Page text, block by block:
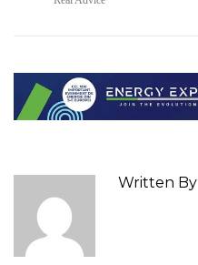
Written By